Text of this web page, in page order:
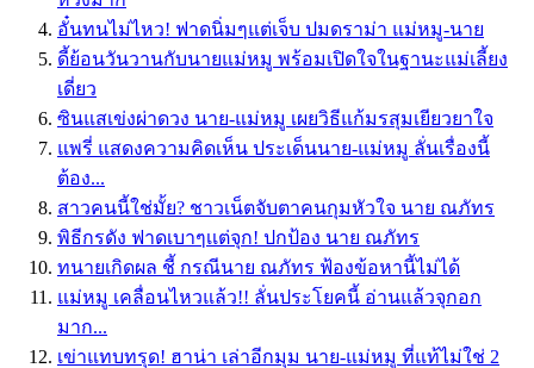
อั๋นทนไม่ไหว! ฟาดนิ่มๆแต่เจ็บ ปมดราม่า แม่หมู-นาย
ดี้ย้อนวันวานกับนายแม่หมู พร้อมเปิดใจในฐานะแม่เลี้ยง
เดี่ยว
ซินแสเข่งผ่าดวง นาย-แม่หมู เผยวิธีแก้มรสุมเยียวยาใจ
แพรี่ แสดงความคิดเห็น ประเด็นนาย-แม่หมู ลั่นเรื่องนี้
ต้อง...
สาวคนนี้ใช่มั้ย? ชาวเน็ตจับตาคนกุมหัวใจ นาย ณภัทร
พิธีกรดัง ฟาดเบาๆเเต่จุก! ปกป้อง นาย ณภัทร
ทนายเกิดผล ชี้ กรณีนาย ณภัทร ฟ้องข้อหานี้ไม่ได้
แม่หมู เคลื่อนไหวแล้ว!! ลั่นประโยคนี้ อ่านแล้วจุกอก
มาก...
เข่าแทบทรุด! ฮาน่า เล่าอีกมุม นาย-แม่หมู ที่แท้ไม่ใช่ 2